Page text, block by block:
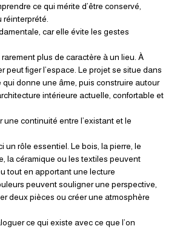
ce qui mérite d’être conservé,
car elle évite les gestes
plus de caractère à un lieu. À
peut figer l’espace. Le projet se situe dans
qui donne une âme, puis construire autour
intérieure actuelle, confortable et
une continuité entre l’existant et le
un rôle essentiel. Le bois, la pierre, le
la céramique ou les textiles peuvent
tout en apportant une lecture
peuvent souligner une perspective,
deux pièces ou créer une atmosphère
ce qui existe avec ce que l’on